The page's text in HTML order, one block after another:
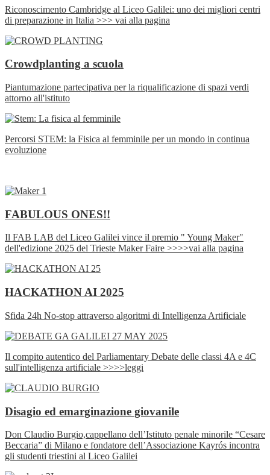
Riconoscimento Cambridge al Liceo Galilei: uno dei migliori centri
di preparazione in Italia >>> vai alla pagina
Crowdplanting a scuola
Piantumazione partecipativa per la riqualificazione di spazi verdi
attorno all'istituto
Percorsi STEM: la Fisica al femminile per un mondo in continua
evoluzione
FABULOUS ONES!!
Il FAB LAB del Liceo Galilei vince il premio " Young Maker"
dell'edizione 2025 del Trieste Maker Faire >>>>vai alla pagina
HACKATHON AI 2025
Sfida 24h No-stop attraverso algoritmi di Intelligenza Artificiale
Il compito autentico del Parliamentary Debate delle classi 4A e 4C
sull'intelligenza artificiale >>>>leggi
Disagio ed emarginazione giovanile
Don Claudio Burgio,cappellano dell’Istituto penale minorile “Cesare
Beccaria” di Milano e fondatore dell’Associazione Kayrós incontra
gli studenti triestini al Liceo Galilei